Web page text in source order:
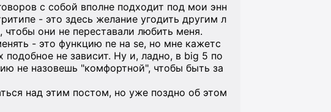
с собой вполне подходит под мои энн
- это здесь желание угодить другим л
они не переставали любить меня.
- это функцию ne на se, но мне кажетс
не зависит. Ну и, ладно, в big 5 по
не назовешь "комфортной", чтобы быть за
над этим постом, но уже поздно об этом